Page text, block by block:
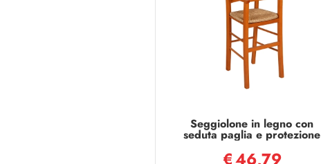
Seggiolone in legno con
seduta paglia e protezione
CILIEGIO
€46,79